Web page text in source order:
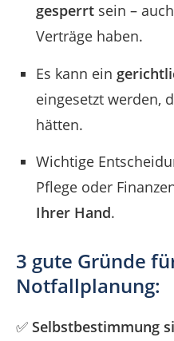
gesperrt sein –
Verträge haben.
Es kann ein
eingesetzt werden,
hätten.
Wichtige
Pflege oder
Ihrer Hand.
3 gute Gründe
Notfallplanung:
✅ Selbstbestimmung